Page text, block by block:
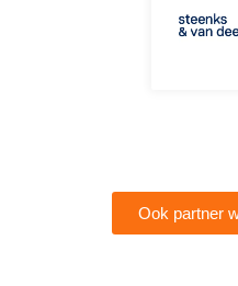
Ook partner